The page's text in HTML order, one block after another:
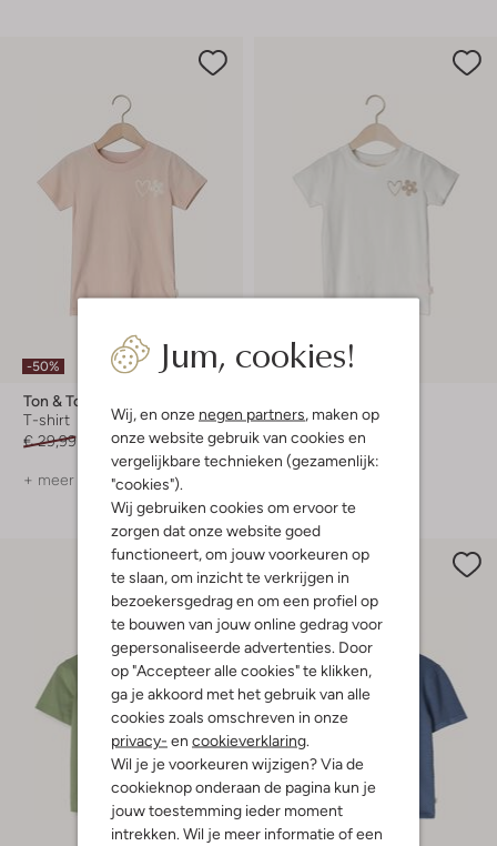
Jum, cookies!
Wij, en onze negen partners, maken op
onze website gebruik van cookies en
vergelijkbare technieken (gezamenlijk:
"cookies").
Wij gebruiken cookies om ervoor te
zorgen dat onze website goed
functioneert, om jouw voorkeuren op
te slaan, om inzicht te verkrijgen in
bezoekersgedrag en om een profiel op
te bouwen van jouw online gedrag voor
gepersonaliseerde advertenties. Door
op "Accepteer alle cookies" te klikken,
ga je akkoord met het gebruik van alle
cookies zoals omschreven in onze
privacy- en cookieverklaring.
Wil je je voorkeuren wijzigen? Via de
cookieknop onderaan de pagina kun je
jouw toestemming ieder moment
intrekken. Wil je meer informatie of een
-50%
Ton & Ton
T-shirt
€ 29,99
€ 14,99
+ meer kleuren
-50%
T-shirt
€ 29,99 € 14,99